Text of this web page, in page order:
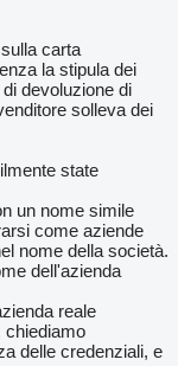
carta
la stipula dei
devoluzione di
solleva dei
state
un nome simile
come aziende
nome della società.
dell'azienda
reale
chiediamo
delle credenziali, e